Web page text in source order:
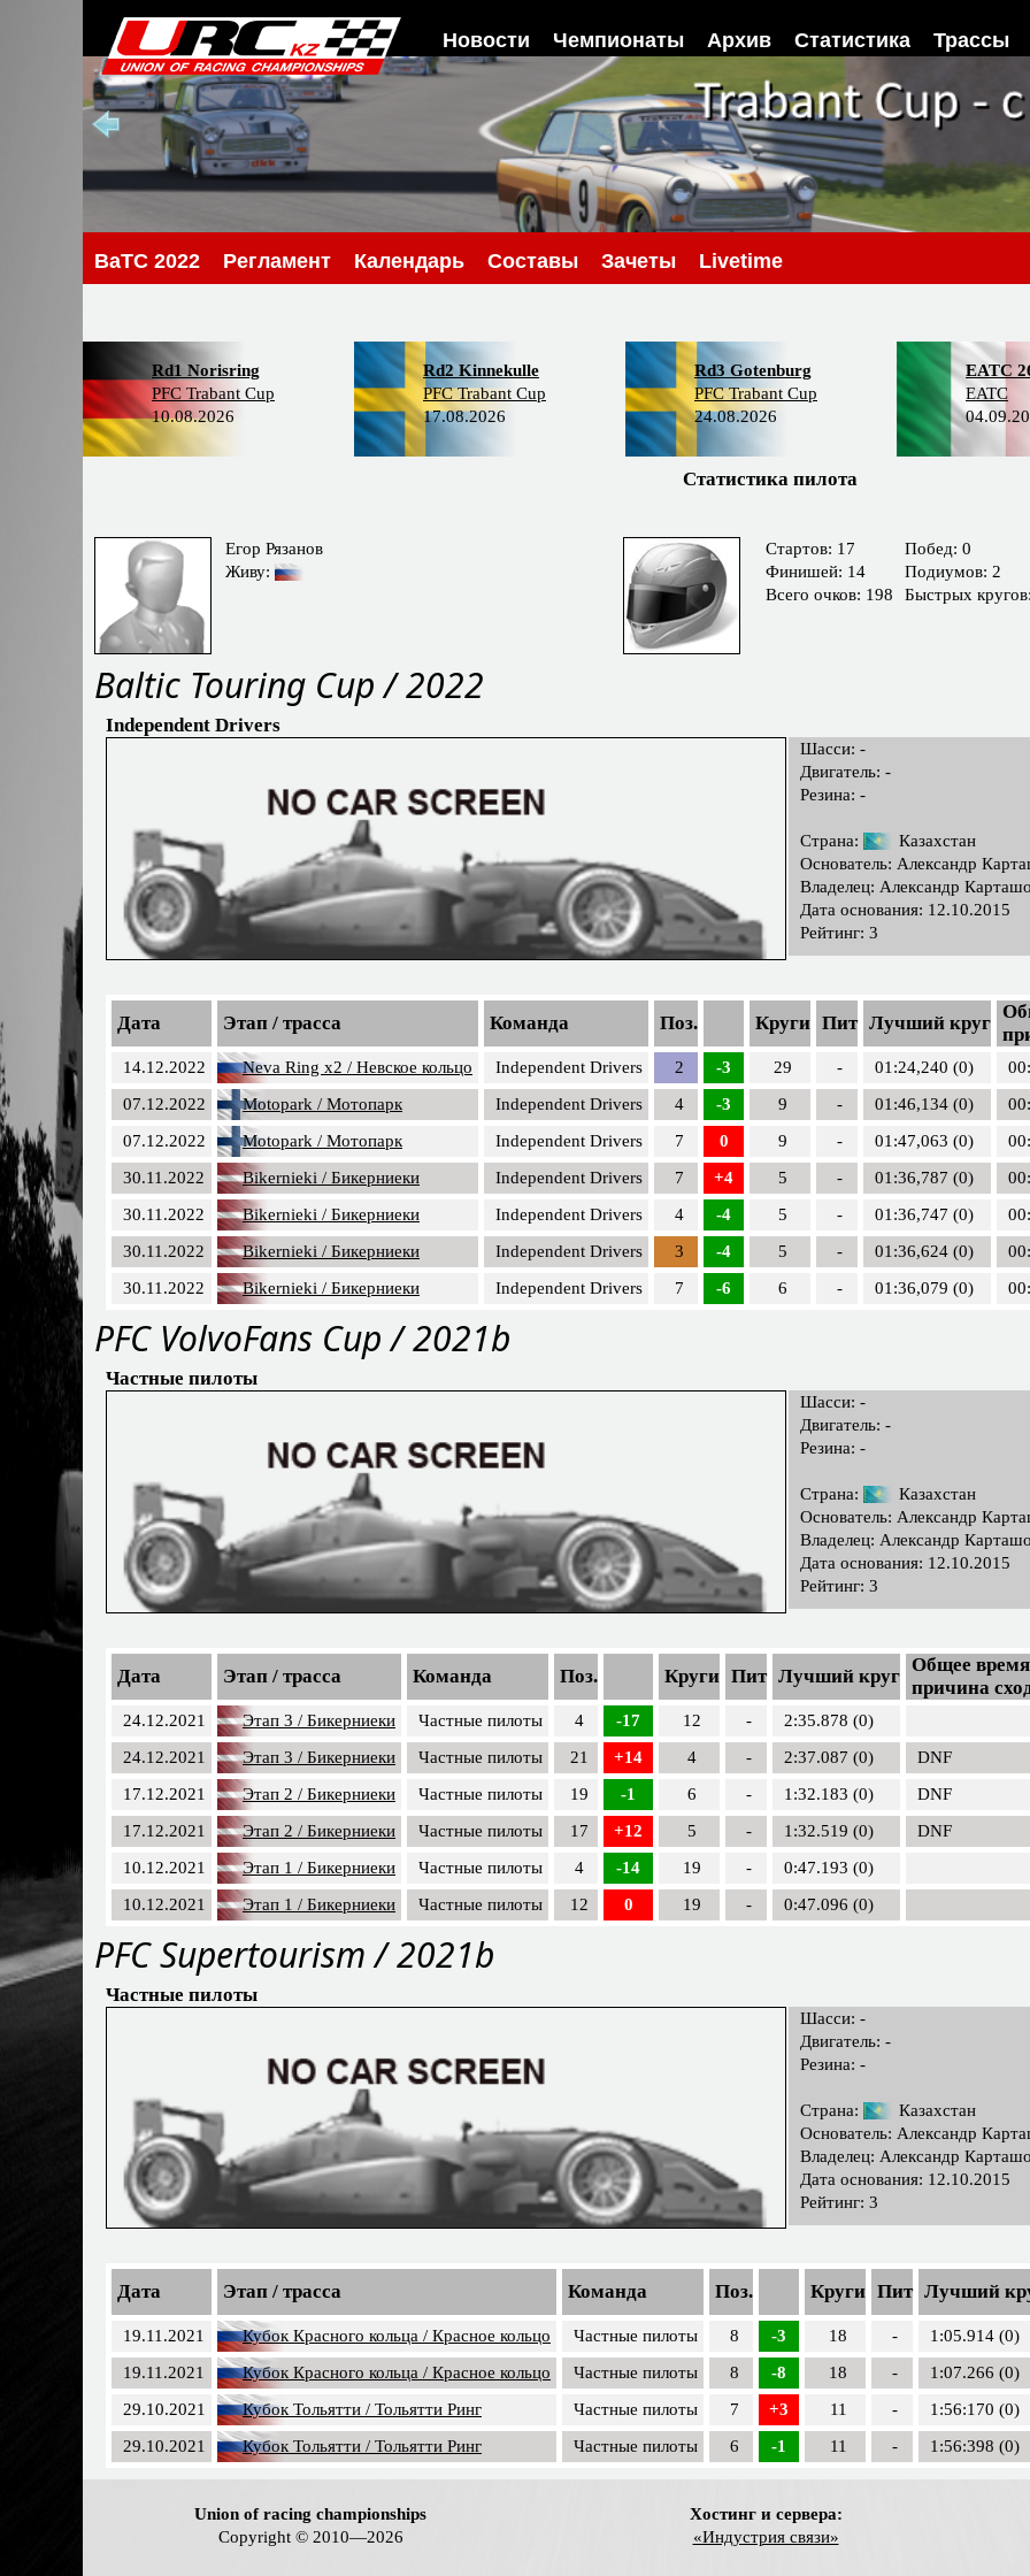
Новости Чемпионаты Архив Статистика Трассы
BaTC 2022 Регламент Календарь Составы Зачеты Livetime
Rd1 Norisring
PFC Trabant Cup
10.08.2026
Rd2 Kinnekulle
PFC Trabant Cup
17.08.2026
Rd3 Gotenburg
PFC Trabant Cup
24.08.2026
EATC
EATC
Статистика пилота
Егор Рязанов
Живу:
Cтартов: 17
Финишей: 14
Всего очков: 198
Побед: 0
Подиумов: 2
Быстрых
Baltic Touring Cup / 2022
Independent Drivers
Шасси: -
Двигатель: -
Резина: -
Страна:
Казахстан
Основатель: Александр
Владелец: Александр
Дата основания: 12.10.2015
Рейтинг: 3
Дата Этап / трасса Команда Поз. Круги Пит Лучший круг
14.12.2022 Neva Ring x2 / Невское кольцо Independent Drivers 2 -3 29 - 01:24,240 (0)
07.12.2022
Motopark / Мотопарк Independent Drivers 4 -3 9 - 01:46,134 (0)
07.12.2022
Motopark / Мотопарк Independent Drivers 7 0 9 - 01:47,063 (0)
30.11.2022
Bikernieki / Бикерниеки Independent Drivers 7 +4 5 - 01:36,787 (0)
30.11.2022
Bikernieki / Бикерниеки Independent Drivers 4 -4 5 - 01:36,747 (0)
30.11.2022
Bikernieki / Бикерниеки Independent Drivers 3 -4 5 - 01:36,624 (0)
30.11.2022
Bikernieki / Бикерниеки Independent Drivers 7 -6 6 - 01:36,079 (0)
PFC VolvoFans Cup / 2021b
Частные пилоты
Шасси: -
Двигатель: -
Резина: -
Страна:
Казахстан
Основатель: Александр
Владелец: Александр
Дата основания: 12.10.2015
Рейтинг: 3
Дата Этап / трасса Команда Поз. Круги Пит Лучший круг
Общее
причина
24.12.2021 Этап 3 / Бикерниеки Частные пилоты 4 -17 12 -
2:35.878 (0)
24.12.2021
Этап 3 / Бикерниеки Частные пилоты 21 +14 4 - 2:37.087 (0)
DNF
17.12.2021
Этап 2 / Бикерниеки Частные пилоты 19 -1 6 - 1:32.183 (0)
DNF
17.12.2021
Этап 2 / Бикерниеки Частные пилоты 17 +12 5 - 1:32.519 (0)
DNF
10.12.2021
Этап 1 / Бикерниеки Частные пилоты 4 -14 19 -
0:47.193 (0)
10.12.2021
Этап 1 / Бикерниеки Частные пилоты 12 0 19 - 0:47.096 (0)
PFC Supertourism / 2021b
Частные пилоты
Шасси: -
Двигатель: -
Резина: -
Страна:
Казахстан
Основатель: Александр
Владелец: Александр
Дата основания: 12.10.2015
Рейтинг: 3
Дата Этап / трасса Команда Поз. Круги Пит Лучший
19.11.2021 Кубок Красного кольца / Красное кольцо Частные пилоты 8 -3 18 -
1:05.914 (0)
19.11.2021
Кубок Красного кольца / Красное кольцо Частные пилоты 8 -8 18 -
1:07.266 (0)
29.10.2021
Кубок Тольятти / Тольятти Ринг Частные пилоты 7 +3 11 -
1:56:170 (0)
29.10.2021
Кубок Тольятти / Тольятти Ринг Частные пилоты 6 -1 11 - 1:56:398 (0)
Union of racing championships
Copyright © 2010—2026
Хостинг и сервера:
«Индустрия связи»